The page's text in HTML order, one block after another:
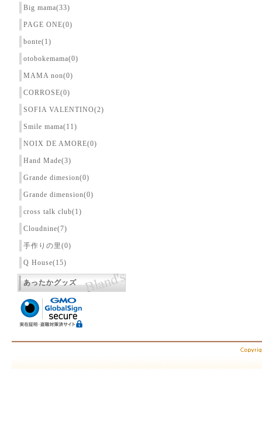
Big mama(33)
PAGE ONE(0)
bonte(1)
otobokemama(0)
MAMA non(0)
CORROSE(0)
SOFIA VALENTINO(2)
Smile mama(11)
NOIX DE AMORE(0)
Hand Made(3)
Grande dimesion(0)
Grande dimension(0)
cross talk club(1)
Cloudnine(7)
手作りの里(0)
Q House(15)
あったかグッズ